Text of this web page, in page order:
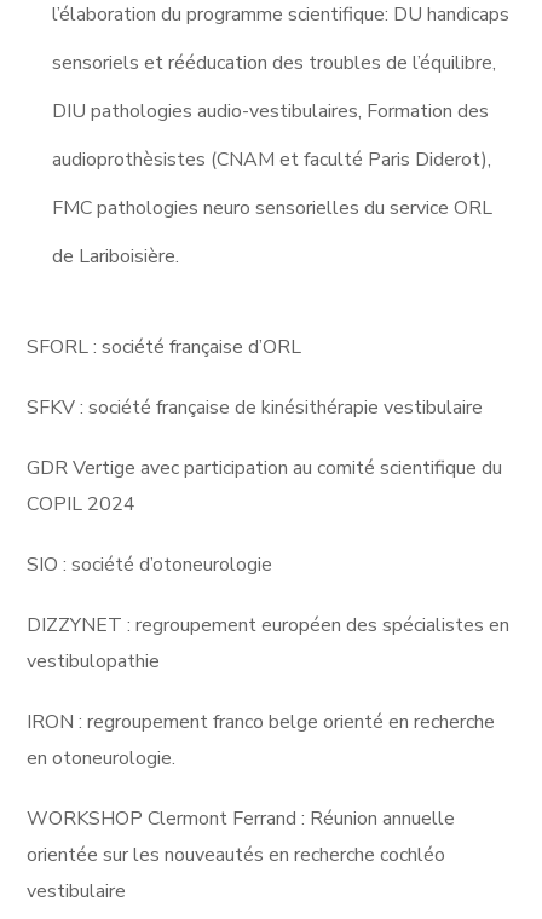
l’élaboration du programme scientifique: DU handicaps
sensoriels et rééducation des troubles de l’équilibre,
DIU pathologies audio-vestibulaires, Formation des
audioprothèsistes (CNAM et faculté Paris Diderot),
FMC pathologies neuro sensorielles du service ORL
de Lariboisière.
SFORL : société française d’ORL
SFKV : société française de kinésithérapie vestibulaire
GDR Vertige avec participation au comité scientifique du
COPIL 2024
SIO : société d’otoneurologie
DIZZYNET : regroupement européen des spécialistes en
vestibulopathie
IRON : regroupement franco belge orienté en recherche
en otoneurologie.
WORKSHOP Clermont Ferrand : Réunion annuelle
orientée sur les nouveautés en recherche cochléo
vestibulaire